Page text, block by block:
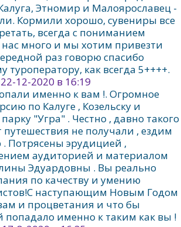
Этномир и Малоярославец -
Кормили хорошо, сувениры все
всегда с пониманием
нас много и мы хотим привезти
раз говорю спасибо
туроператору, как всегда 5++++.
22-12-2020 в 16:19
именно к вам !. Огромное
по Калуге , Козельску и
"Угра" . Честно , давно такого
путешествия не получали , ездим
. Потрясены эрудицией ,
аудиторией и материалом
Эдуардовны . Вы реально
по качеству и умению
наступающим Новым Годом
и процветания и что бы
попадало именно к таким как вы !